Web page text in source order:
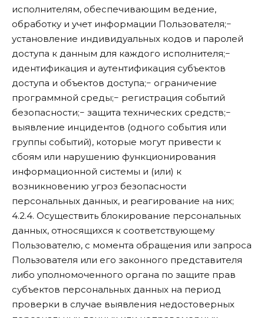
исполнителям, обеспечивающим ведение,
обработку и учет информации Пользователя;−
установление индивидуальных кодов и паролей
доступа к данным для каждого исполнителя;−
идентификация и аутентификация субъектов
доступа и объектов доступа;− ограничение
программной среды;− регистрация событий
безопасности;− защита технических средств;−
выявление инцидентов (одного события или
группы событий), которые могут привести к
сбоям или нарушению функционирования
информационной системы и (или) к
возникновению угроз безопасности
персональных данных, и реагирование на них;
4.2.4. Осуществить блокирование персональных
данных, относящихся к соответствующему
Пользователю, с момента обращения или запроса
Пользователя или его законного представителя
либо уполномоченного органа по защите прав
субъектов персональных данных на период
проверки в случае выявления недостоверных